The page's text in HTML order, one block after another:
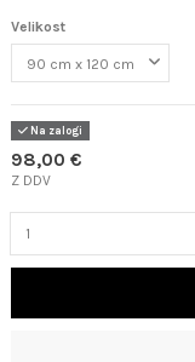
Velikost
Na zalogi
98,00 €
Z DDV